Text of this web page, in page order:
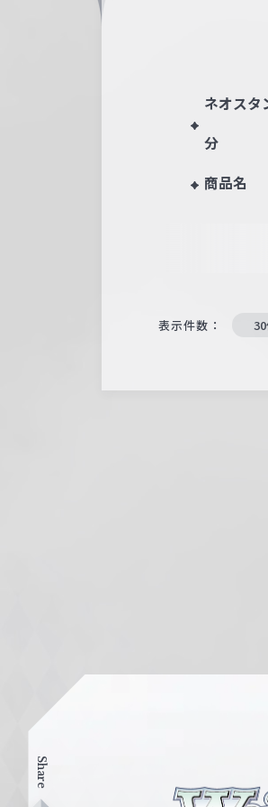
ネオスタ
分
商品名
表示件数：
Share